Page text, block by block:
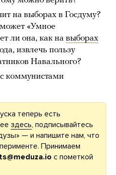
на выборах в Госдуму?
«Умное
ли она, как на выборах
извлечь пользу
Навального?
коммунистами
теперь есть
здесь, подписывайтесь
— и напишите нам, что
Принимаем
с пометкой